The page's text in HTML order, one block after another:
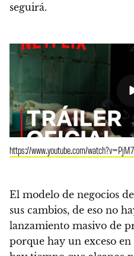
seguirá.
https://www.youtube.com/
El modelo de negocios
sus cambios, de eso no
lanzamiento masivo de
porque hay un exceso